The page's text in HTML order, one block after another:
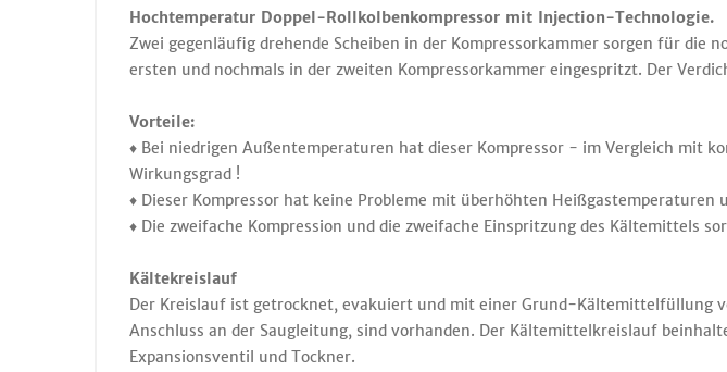
Hochtemperatur Doppel-Rollkolbenkompressor mit Injection-Technologie.
Zwei gegenläufig drehende Scheiben in der Kompressorkammer sorgen für
ersten und nochmals in der zweiten Kompressorkammer eingespritzt. Der
Vorteile:
♦ Bei niedrigen Außentemperaturen hat dieser Kompressor - im Vergleich mit
Wirkungsgrad !
♦ Dieser Kompressor hat keine Probleme mit überhöhten
♦ Die zweifache Kompression und die zweifache Einspritzung des Kältemittels
Kältekreislauf
Der Kreislauf ist getrocknet, evakuiert und mit einer Grund-Kältemittelfüllung
Anschluss an der Saugleitung, sind vorhanden. Der Kältemittelkreislauf
Expansionsventil und Tockner.